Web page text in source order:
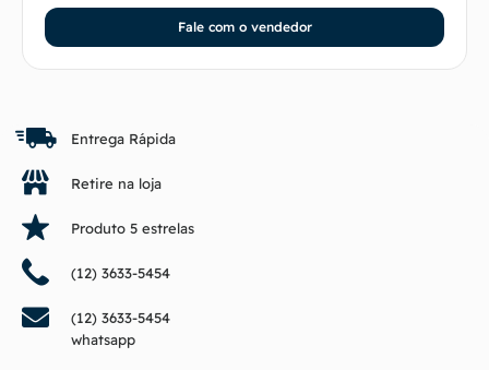
Fale com o vendedor
Entrega Rápida
Retire na loja
Produto 5 estrelas
(12) 3633-5454
(12) 3633-5454
whatsapp